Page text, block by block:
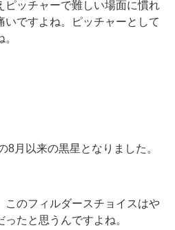
ッチャーで難しい場面に慣れ
いですよね。ピッチャーとして
月以来の黒星となりました。
のフィルダースチョイスはや
たと思うんですよね。